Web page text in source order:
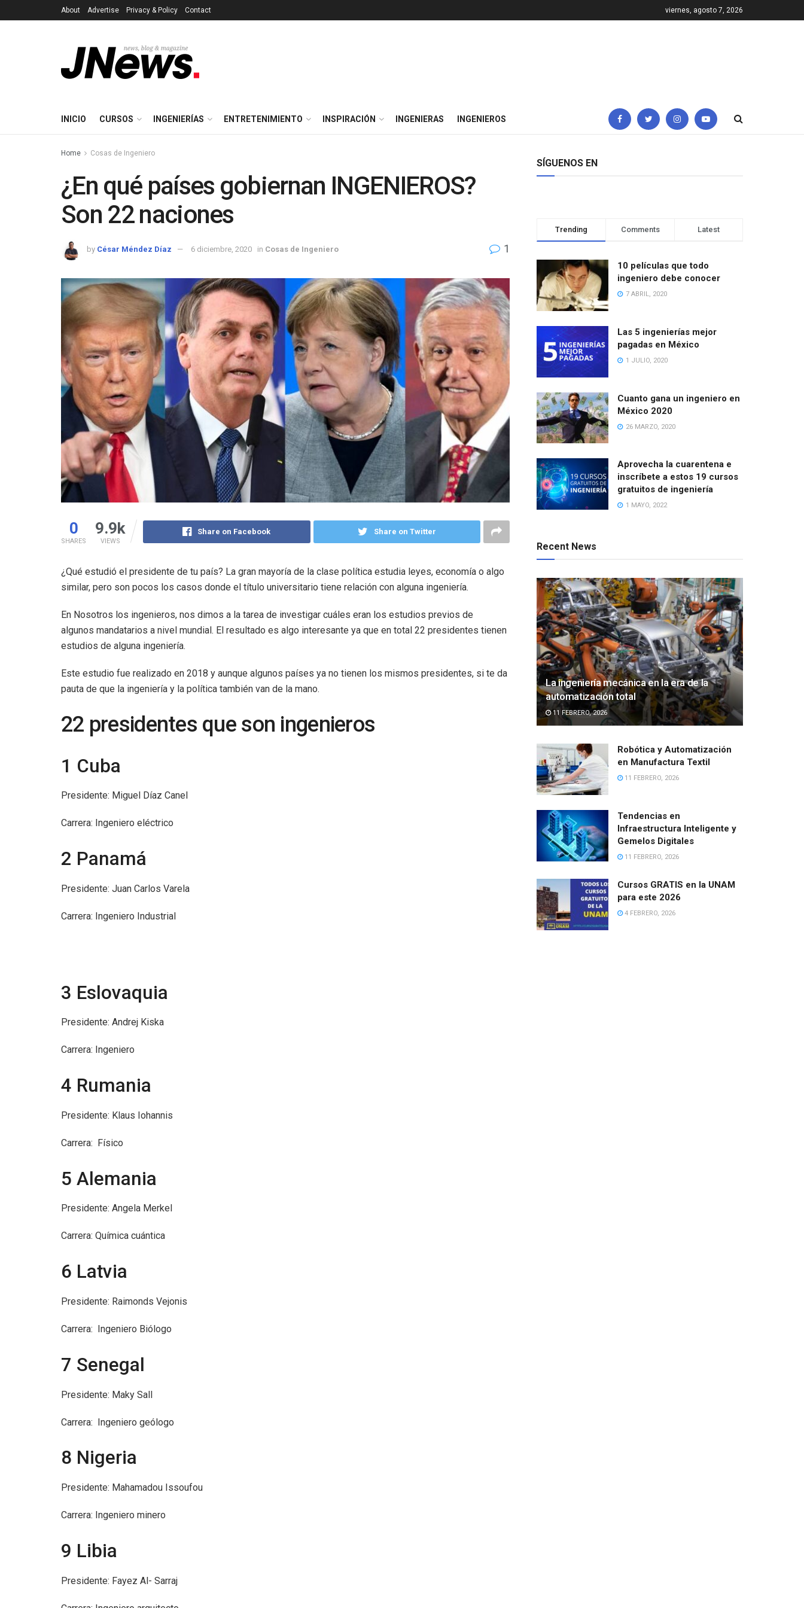
About Advertise Privacy & Policy Contact viernes, agosto 7, 2026
INICIO CURSOS INGENIERÍAS ENTRETENIMIENTO INSPIRACIÓN INGENIERAS INGENIEROS
Home Cosas de Ingeniero
¿En qué países gobiernan INGENIEROS?
Son 22 naciones
by César Méndez Díaz 6 diciembre, 2020 in Cosas de Ingeniero 1
0
SHARES
9.9k
VIEWS
Share on Facebook Share on Twitter
¿Qué estudió el presidente de tu país? La gran mayoría de la clase política estudia leyes, economía o algo
similar, pero son pocos los casos donde el título universitario tiene relación con alguna ingeniería.
En Nosotros los ingenieros, nos dimos a la tarea de investigar cuáles eran los estudios previos de
algunos mandatarios a nivel mundial. El resultado es algo interesante ya que en total 22 presidentes tienen
estudios de alguna ingeniería.
Este estudio fue realizado en 2018 y aunque algunos países ya no tienen los mismos presidentes, si te da
pauta de que la ingeniería y la política también van de la mano.
22 presidentes que son ingenieros
1 Cuba
Presidente: Miguel Díaz Canel
Carrera: Ingeniero eléctrico
2 Panamá
Presidente: Juan Carlos Varela
Carrera: Ingeniero Industrial
3 Eslovaquia
Presidente: Andrej Kiska
Carrera: Ingeniero
4 Rumania
Presidente: Klaus Iohannis
Carrera: Físico
5 Alemania
Presidente: Angela Merkel
Carrera: Química cuántica
6 Latvia
Presidente: Raimonds Vejonis
Carrera: Ingeniero Biólogo
7 Senegal
Presidente: Maky Sall
Carrera: Ingeniero geólogo
8 Nigeria
Presidente: Mahamadou Issoufou
Carrera: Ingeniero minero
9 Libia
Presidente: Fayez Al- Sarraj
SÍGUENOS EN
Trending Comments Latest
10 películas que todo
ingeniero debe conocer
7 ABRIL, 2020
Las 5 ingenierías mejor
pagadas en México
1 JULIO, 2020
Cuanto gana un ingeniero en
México 2020
26 MARZO, 2020
Aprovecha la cuarentena e
inscríbete a estos 19 cursos
gratuitos de ingeniería
1 MAYO, 2022
Recent News
La ingeniería mecánica en la era de la
automatización total
11 FEBRERO, 2026
Robótica y Automatización
en Manufactura Textil
11 FEBRERO, 2026
Tendencias en
Infraestructura Inteligente y
Gemelos Digitales
11 FEBRERO, 2026
Cursos GRATIS en la UNAM
para este 2026
4 FEBRERO, 2026